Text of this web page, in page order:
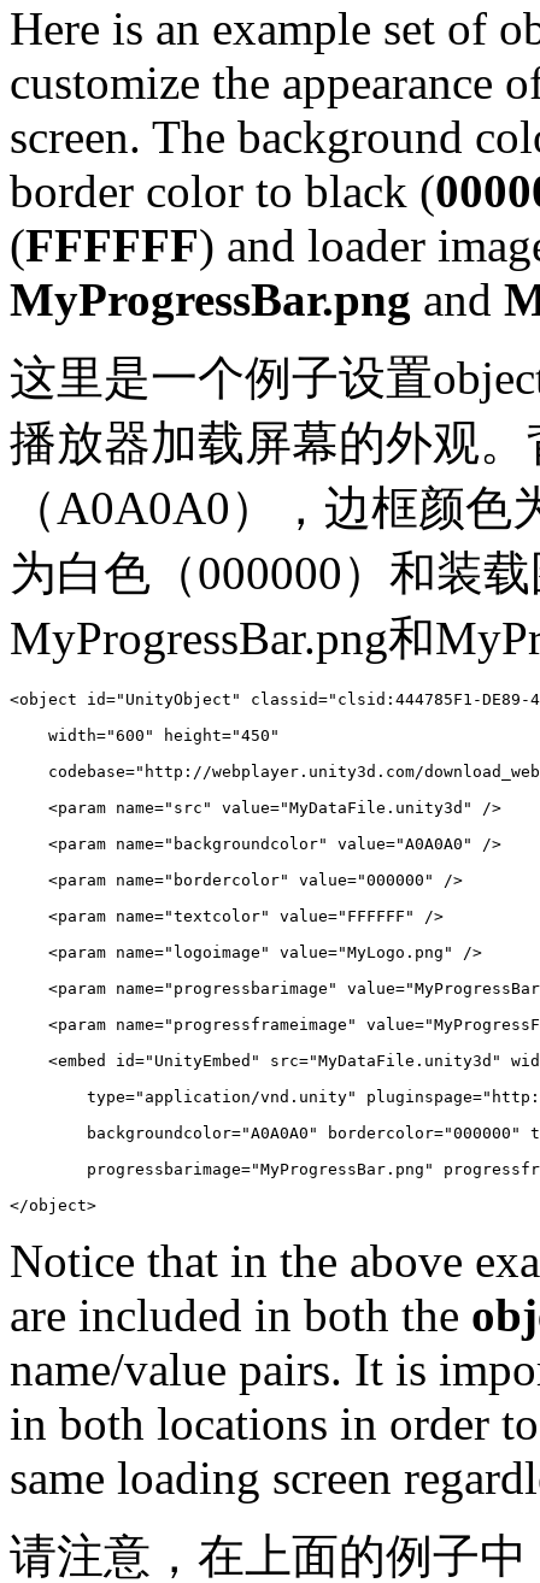
Here is an example set of
customize the appearance
screen. The background
border color to black (
(FFFFFF) and loader
MyProgressBar.png and
这里是一个例子设置
播放器加载屏幕的外观
（A0A0A0），边框颜
为白色（000000）和装
MyProgressBar.png和
<object id="UnityObject" classid="clsid:444785F1-DE89-
    width="600" height="450"
codebase="http://webplayer.unity3d.com/
    <param name="src" value="MyDataFile.unity3d" />
    <param name="backgroundcolor" value="A0A0A0" />
    <param name="bordercolor" value="000000" />
    <param name="textcolor" value="FFFFFF" />
    <param name="logoimage" value="MyLogo.png" />
<param name="progressbarimage"
<param name="progressframeimage"
<embed id="UnityEmbed" src="MyDataFile.unity3d"
type="application/vnd.unity"
backgroundcolor="A0A0A0" bordercolor="000000"
progressbarimage="MyProgressBar.png"
</object>
Notice that in the above
are included in both the
name/value pairs. It is
in both locations in order
same loading screen
请注意，在上面的例子